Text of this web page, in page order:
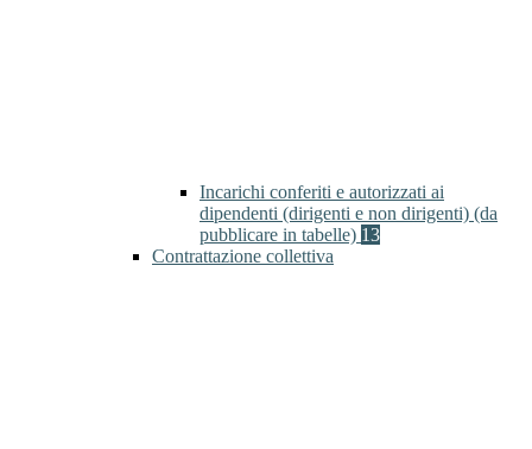
Incarichi conferiti e autorizzati ai
dipendenti (dirigenti e non dirigenti) (da
pubblicare in tabelle) 13
Contrattazione collettiva